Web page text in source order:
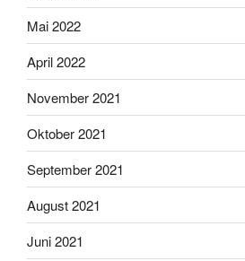
Mai 2022
April 2022
November 2021
Oktober 2021
September 2021
August 2021
Juni 2021